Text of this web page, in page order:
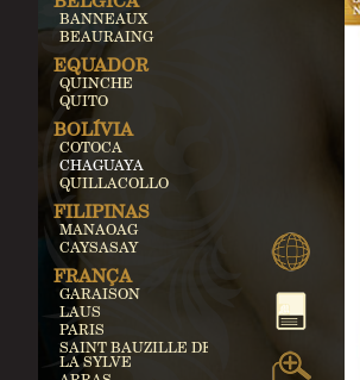
BANNEAUX
BEAURAING
EQUADOR
QUINCHE
QUITO
BOLÍVIA
COTOCA
CHAGUAYA
QUILLACOLLO
FILIPINAS
MANAOAG
CAYSASAY
FRANÇA
GARAISON
LAUS
PARIS
SAINT BAUZILLE DE
LA SYLVE